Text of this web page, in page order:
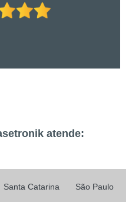
atende:
Santa Catarina São Paulo